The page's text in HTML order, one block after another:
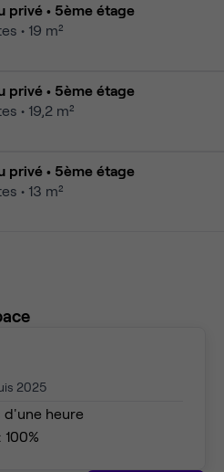
privé • 5ème étage
• 19 m²
privé • 5ème étage
• 19,2 m²
privé • 5ème étage
• 13 m²
2025
d'une heure